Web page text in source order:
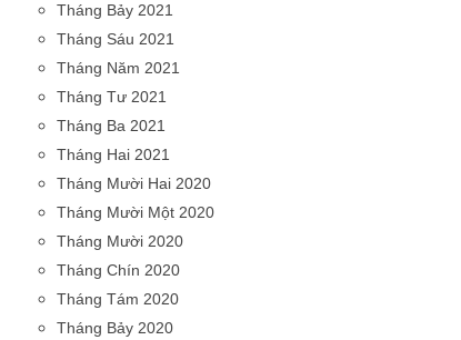
Tháng Bảy 2021
Tháng Sáu 2021
Tháng Năm 2021
Tháng Tư 2021
Tháng Ba 2021
Tháng Hai 2021
Tháng Mười Hai 2020
Tháng Mười Một 2020
Tháng Mười 2020
Tháng Chín 2020
Tháng Tám 2020
Tháng Bảy 2020